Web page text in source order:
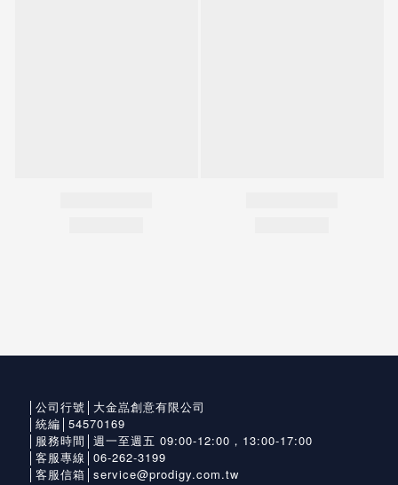
│公司行號│大金嵓創意有限公司
│統編│54570169
│服務時間│週一至週五 09:00-12:00，13:00-17:00
│客服專線│06-262-3199
│客服信箱│service@prodigy.com.tw